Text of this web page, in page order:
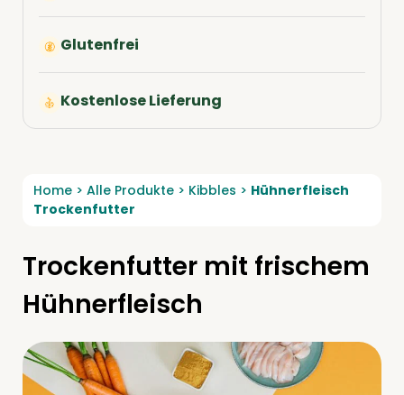
Glutenfrei
Kostenlose Lieferung
Home > Alle Produkte > Kibbles > Hühnerfleisch
Trockenfutter
Trockenfutter mit frischem
Hühnerfleisch